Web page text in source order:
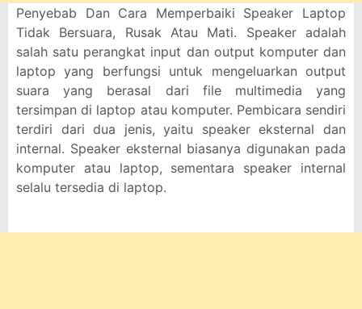
Penyebab Dan Cara Memperbaiki Speaker Laptop
Tidak Bersuara, Rusak Atau Mati. Speaker adalah
salah satu perangkat input dan output komputer dan
laptop yang berfungsi untuk mengeluarkan output
suara yang berasal dari file multimedia yang
tersimpan di laptop atau komputer. Pembicara sendiri
terdiri dari dua jenis, yaitu speaker eksternal dan
internal. Speaker eksternal biasanya digunakan pada
komputer atau laptop, sementara speaker internal
selalu tersedia di laptop.